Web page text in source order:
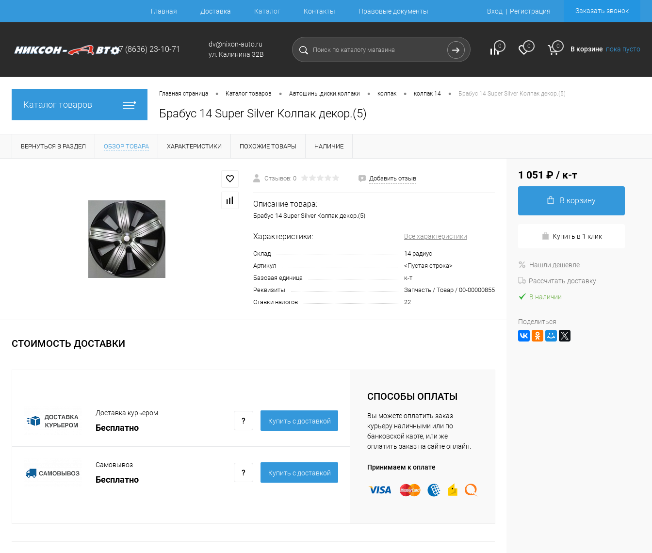
Главная Доставка Каталог Контакты Правовые документы Вход Регистрация Заказать звонок
+7 (8636) 23-10-71
dv@nixon-auto.ru
ул. Калинина 32В
0 0 0 В корзине пока пусто
Каталог товаров
Главная страница • Каталог товаров • Автошины.диски.колпаки • колпак • колпак 14 • Брабус 14 Super Silver Колпак декор.(5)
Брабус 14 Super Silver Колпак декор.(5)
ВЕРНУТЬСЯ В РАЗДЕЛ ОБЗОР ТОВАРА ХАРАКТЕРИСТИКИ ПОХОЖИЕ ТОВАРЫ НАЛИЧИЕ
Отзывов: 0 Добавить отзыв
Описание товара:
Брабус 14 Super Silver Колпак декор.(5)
Характеристики: Все характеристики
Склад
14 радиус
Артикул
<Пустая строка>
Базовая единица
к-т
Реквизиты
Запчасть / Товар / 00-00000855
Ставки налогов
22
СТОИМОСТЬ ДОСТАВКИ
Доставка курьером
Бесплатно
Купить c доставкой
Самовывоз
Бесплатно
Купить c доставкой
СПОСОБЫ ОПЛАТЫ
Вы можете оплатить заказ
курьеру наличными или по
банковской карте, или же
оплатить заказ на сайте онлайн.
Принимаем к оплате
1 051 ₽ / к-т
В корзину
Купить в 1 клик
Нашли дешевле
Рассчитать доставку
В наличии
Поделиться